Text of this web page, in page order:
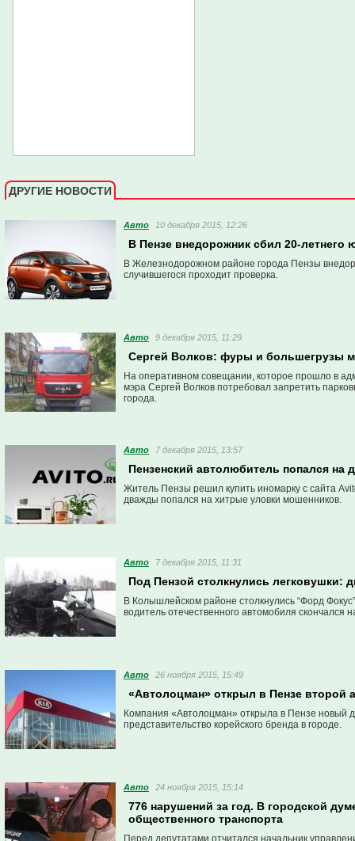
ДРУГИЕ НОВОСТИ
Авто 10 декабря 2015, 12:26
В Пензе внедорожник сбил 20-летнего
В Железнодорожном районе города Пензы
случившегося проходит проверка.
Авто 9 декабря 2015, 11:29
Сергей Волков: фуры и большегрузы
На оперативном совещании, которое прошло в
мэра Сергей Волков потребовал запретить
города.
Авто 7 декабря 2015, 13:57
Пензенский автолюбитель попался на
Житель Пензы решил купить иномарку с сайта
дважды попался на хитрые уловки мошенников.
Авто 7 декабря 2015, 11:31
Под Пензой столкнулись легковушки:
В Колышлейском районе столкнулись “Форд
водитель отечественного автомобиля скончался
Авто 26 ноября 2015, 15:49
«Автолоцман» открыл в Пензе второй
Компания «Автолоцман» открыла в Пензе новый
представительство корейского бренда в городе.
Авто 24 ноября 2015, 15:14
776 нарушений за год. В городской
общественного транспорта
Перед депутатами отчитался начальник